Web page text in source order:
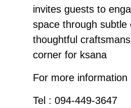
invites guests to
space through subtle
thoughtful
corner for ksana⁣
⁣⁣⁣⁣⁣For more information⁣⁣⁣⁣⁣⁣⁣
Tel : 094-449-3647⁣⁣⁣⁣⁣⁣⁣